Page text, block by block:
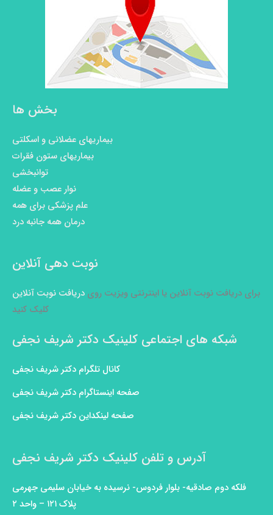
بخش ها
بیماریهای عضلانی و اسکلتی
بیماریهای ستون فقرات
توانبخشی
نوار عصب و عضله
علم پزشکی برای همه
درمان همه جانبه درد
نوبت دهی آنلاین
برای دریافت نوبت آنلاین یا اینترنتی ویزیت روی دریافت نوبت آنلاین
کلیک کنید
شبکه های اجتماعی کلینیک دکتر شریف نجفی
کانال تلگرام دکتر شریف نجفی
صفحه اینستاگرام دکتر شریف نجفی
صفحه لینکداین دکتر شریف نجفی
آدرس و تلفن کلینیک دکتر شریف نجفی
فلکه دوم صادقیه- بلوار فردوس- نرسیده به خیابان سلیمی جهرمی
پلاک ۱۲۱ – واحد ۲